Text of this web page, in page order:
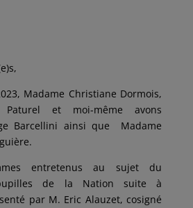
Madame Christiane Dormois,
Paturel et moi-même avons
Barcellini ainsi que Madame
entretenus au sujet du
de la Nation suite à
par M. Eric Alauzet, cosigné